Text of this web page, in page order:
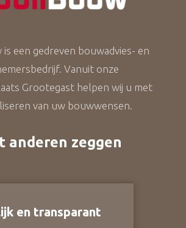
een gedreven bouwadvies- en
Vanuit onze
Grootegast helpen wij u met
van uw bouwwensen.
anderen zeggen
en transparant